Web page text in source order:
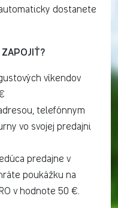
dostanete
víkendov
telefónnym
vo svojej predajni
predajne v
poukážku na
v hodnote 50 €.